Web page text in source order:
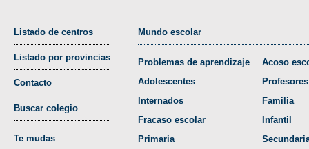
Listado de centros
Listado por provincias
Contacto
Buscar colegio
Te mudas
Mundo escolar
Problemas de aprendizaje
Adolescentes
Internados
Fracaso escolar
Primaria
Acoso
Profesores
Familia
Infantil